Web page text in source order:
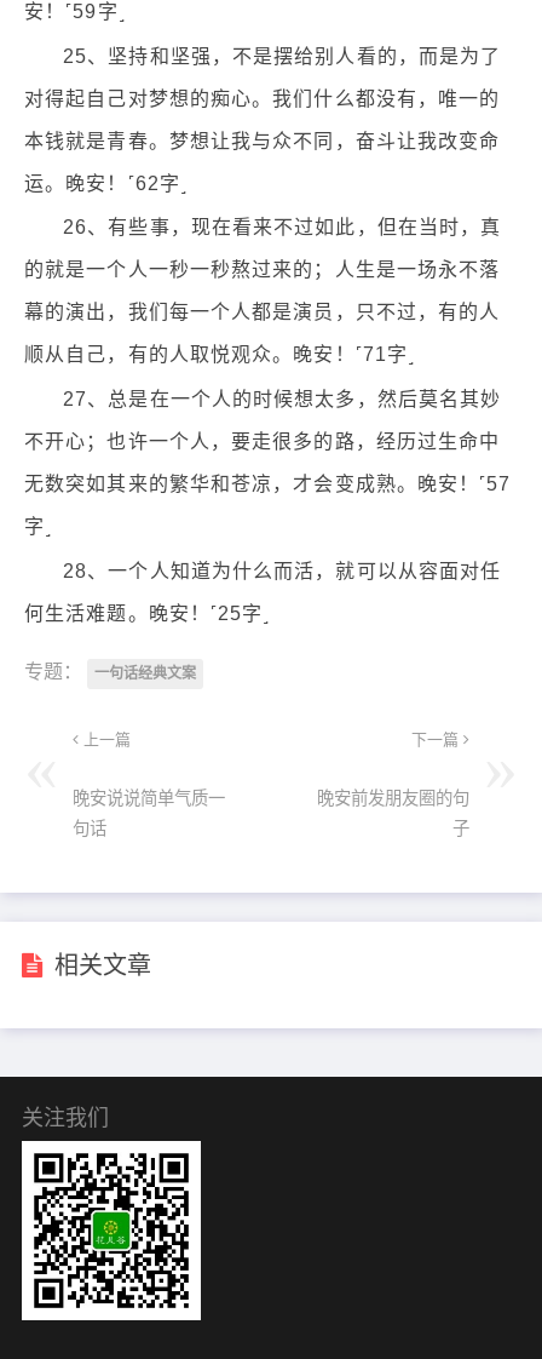
安！˹59字˼
25、坚持和坚强，不是摆给别人看的，而是为了
对得起自己对梦想的痴心。我们什么都没有，唯一的
本钱就是青春。梦想让我与众不同，奋斗让我改变命
运。晚安！˹62字˼
26、有些事，现在看来不过如此，但在当时，真
的就是一个人一秒一秒熬过来的；人生是一场永不落
幕的演出，我们每一个人都是演员，只不过，有的人
顺从自己，有的人取悦观众。晚安！˹71字˼
27、总是在一个人的时候想太多，然后莫名其妙
不开心；也许一个人，要走很多的路，经历过生命中
无数突如其来的繁华和苍凉，才会变成熟。晚安！˹57
字˼
28、一个人知道为什么而活，就可以从容面对任
何生活难题。晚安！˹25字˼
专题： 一句话经典文案
上一篇
晚安说说简单气质一
句话
下一篇
晚安前发朋友圈的句
子
相关文章
关注我们